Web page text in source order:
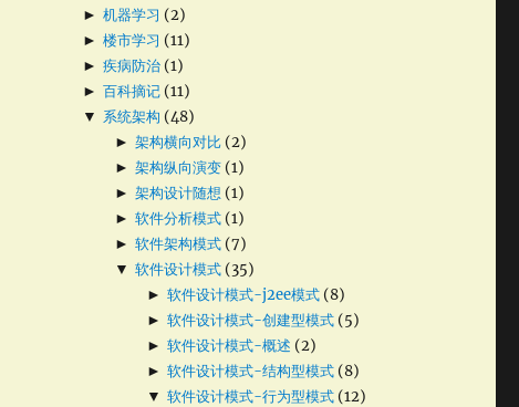
► 机器学习 (2)
► 楼市学习 (11)
► 疾病防治(1)
► 百科摘记(11)
▼ 系统架构 (48)
► 架构横向对比(2)
► 架构纵向演变(1)
► 架构设计随想 (1)
► 软件分析模式(1)
► 软件架构模式(7)
▼ 软件设计模式(35)
► 软件设计模式-j2ee模式 (8)
► 软件设计模式-创建型模式 (5)
► 软件设计模式-概述 (2)
► 软件设计模式-结构型模式 (8)
▼ 软件设计模式-行为型模式 (12)